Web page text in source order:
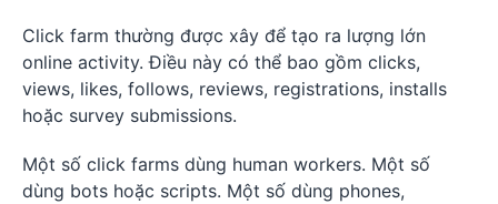
Click farm thường được xây để tạo ra lượng lớn
online activity. Điều này có thể bao gồm clicks,
views, likes, follows, reviews, registrations, installs
hoặc survey submissions.
Một số click farms dùng human workers. Một số
dùng bots hoặc scripts. Một số dùng phones,